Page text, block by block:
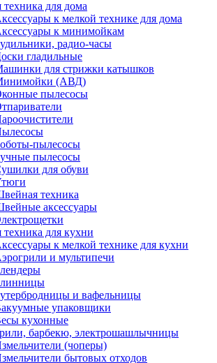
для дома
к мелкой технике для дома
к минимойкам
радио-часы
гладильные
для стрижки катышков
(АВД)
пылесосы
пылесосы
пылесосы
для обуви
техника
аксессуары
для кухни
к мелкой технике для кухни
и мультипечи
и вафельницы
упаковщики
кухонные
барбекю, электрошашлычницы
(чоперы)
бытовых отходов